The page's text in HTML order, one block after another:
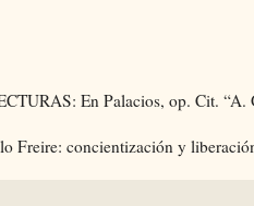
En Palacios, op. Cit. “A.
Freire: concientización y